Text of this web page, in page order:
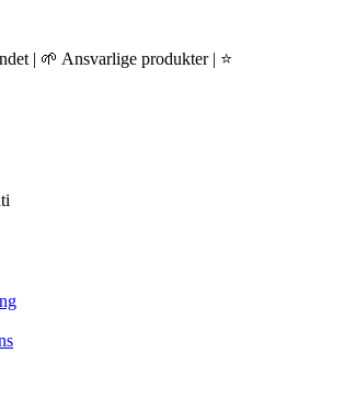
| 🌱 Ansvarlige produkter | ⭐️